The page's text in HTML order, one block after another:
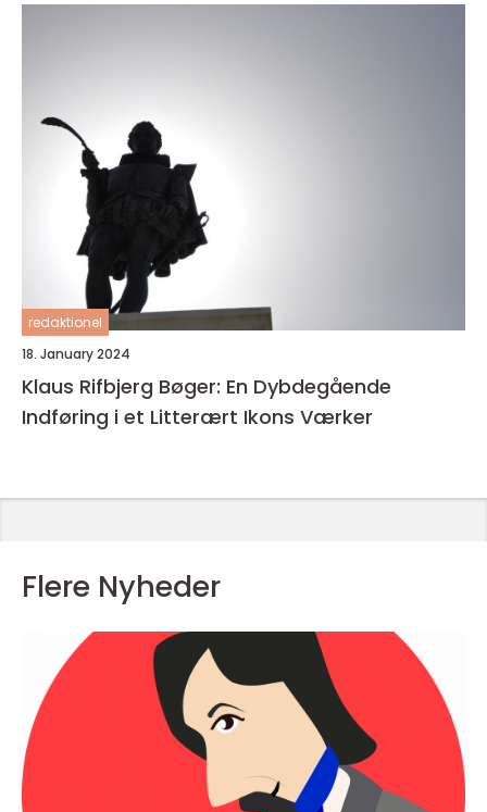
redaktionel
18. January 2024
Klaus Rifbjerg Bøger: En Dybdegående
Indføring i et Litterært Ikons Værker
Flere Nyheder